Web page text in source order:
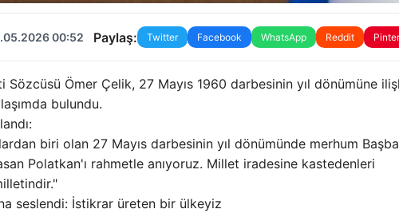
00:52 Paylaş: Twitter Facebook WhatsApp Reddit
Sözcüsü Ömer Çelik, 27 Mayıs 1960 darbesinin yıl dönümüne
bulundu.
biri olan 27 Mayıs darbesinin yıl dönümünde merhum
Polatkan'ı rahmetle anıyoruz. Millet iradesine kastedenleri
seslendi: İstikrar üreten bir ülkeyiz